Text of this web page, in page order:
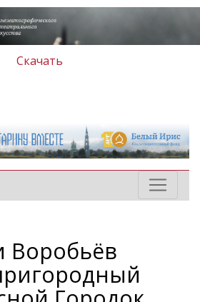
Скачать
Воробьёв